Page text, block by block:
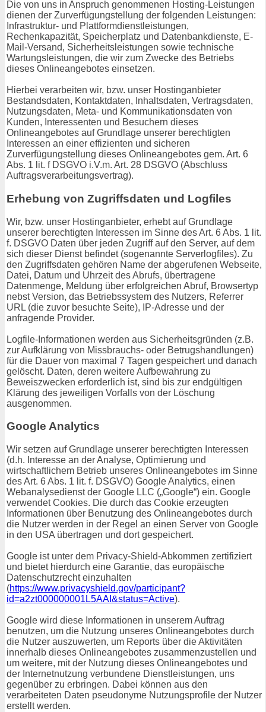
Die von uns in Anspruch genommenen Hosting-Leistungen
dienen der Zurverfügungstellung der folgenden Leistungen:
Infrastruktur- und Plattformdienstleistungen,
Rechenkapazität, Speicherplatz und Datenbankdienste, E-
Mail-Versand, Sicherheitsleistungen sowie technische
Wartungsleistungen, die wir zum Zwecke des Betriebs
dieses Onlineangebotes einsetzen.
Hierbei verarbeiten wir, bzw. unser Hostinganbieter
Bestandsdaten, Kontaktdaten, Inhaltsdaten, Vertragsdaten,
Nutzungsdaten, Meta- und Kommunikationsdaten von
Kunden, Interessenten und Besuchern dieses
Onlineangebotes auf Grundlage unserer berechtigten
Interessen an einer effizienten und sicheren
Zurverfügungstellung dieses Onlineangebotes gem. Art. 6
Abs. 1 lit. f DSGVO i.V.m. Art. 28 DSGVO (Abschluss
Auftragsverarbeitungsvertrag).
Erhebung von Zugriffsdaten und Logfiles
Wir, bzw. unser Hostinganbieter, erhebt auf Grundlage
unserer berechtigten Interessen im Sinne des Art. 6 Abs. 1 lit.
f. DSGVO Daten über jeden Zugriff auf den Server, auf dem
sich dieser Dienst befindet (sogenannte Serverlogfiles). Zu
den Zugriffsdaten gehören Name der abgerufenen Webseite,
Datei, Datum und Uhrzeit des Abrufs, übertragene
Datenmenge, Meldung über erfolgreichen Abruf, Browsertyp
nebst Version, das Betriebssystem des Nutzers, Referrer
URL (die zuvor besuchte Seite), IP-Adresse und der
anfragende Provider.
Logfile-Informationen werden aus Sicherheitsgründen (z.B.
zur Aufklärung von Missbrauchs- oder Betrugshandlungen)
für die Dauer von maximal 7 Tagen gespeichert und danach
gelöscht. Daten, deren weitere Aufbewahrung zu
Beweiszwecken erforderlich ist, sind bis zur endgültigen
Klärung des jeweiligen Vorfalls von der Löschung
ausgenommen.
Google Analytics
Wir setzen auf Grundlage unserer berechtigten Interessen
(d.h. Interesse an der Analyse, Optimierung und
wirtschaftlichem Betrieb unseres Onlineangebotes im Sinne
des Art. 6 Abs. 1 lit. f. DSGVO) Google Analytics, einen
Webanalysedienst der Google LLC („Google“) ein. Google
verwendet Cookies. Die durch das Cookie erzeugten
Informationen über Benutzung des Onlineangebotes durch
die Nutzer werden in der Regel an einen Server von Google
in den USA übertragen und dort gespeichert.
Google ist unter dem Privacy-Shield-Abkommen zertifiziert
und bietet hierdurch eine Garantie, das europäische
Datenschutzrecht einzuhalten
(https://www.privacyshield.gov/participant?
id=a2zt000000001L5AAI&status=Active).
Google wird diese Informationen in unserem Auftrag
benutzen, um die Nutzung unseres Onlineangebotes durch
die Nutzer auszuwerten, um Reports über die Aktivitäten
innerhalb dieses Onlineangebotes zusammenzustellen und
um weitere, mit der Nutzung dieses Onlineangebotes und
der Internetnutzung verbundene Dienstleistungen, uns
gegenüber zu erbringen. Dabei können aus den
verarbeiteten Daten pseudonyme Nutzungsprofile der Nutzer
erstellt werden.